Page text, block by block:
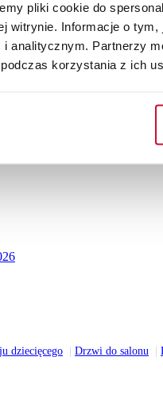
pliki cookie do
witrynie. Informacje o
i analitycznym. Partnerzy
korzystania z ich
dziecięcego Drzwi do salonu